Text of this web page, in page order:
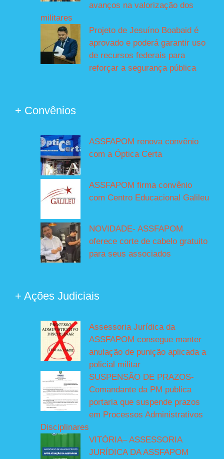
avanços na valorização dos
militares
Projeto de Jesuíno Boabaid é
aprovado e poderá garantir uso
de recursos federais para
reforçar a segurança pública
+ Convênios
ASSFAPOM renova convênio
com a Óptica Certa
ASSFAPOM firma convênio
com Centro Educacional Galileu
NOVIDADE- ASSFAPOM
oferece corte de cabelo gratuito
para seus associados
+ Ações Judiciais
Assessoria Jurídica da
ASSFAPOM consegue manter
anulação de punição aplicada a
policial militar
SUSPENSÃO DE PRAZOS-
Comandante da PM publica
portaria que suspende prazos
em Processos Administrativos
Disciplinares
VITÓRIA– ASSESSORIA
JURÍDICA DA ASSFAPOM